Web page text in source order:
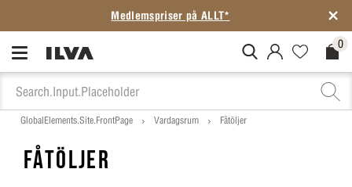
Medlemspriser på ALLT*
MitIlva.Login 0
GlobalElements.Site.FrontPage Vardagsrum Fåtöljer
FÅTÖLJER